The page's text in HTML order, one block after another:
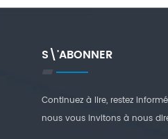
S\'ABONNER
Continuez à lire, restez
nous vous invitons à nous